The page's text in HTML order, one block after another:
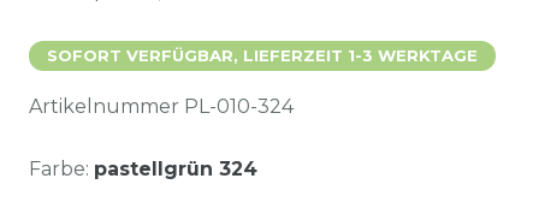
SOFORT VERFÜGBAR, LIEFERZEIT 1-3 WERKTAGE
Artikelnummer PL-010-324
Farbe: pastellgrün 324